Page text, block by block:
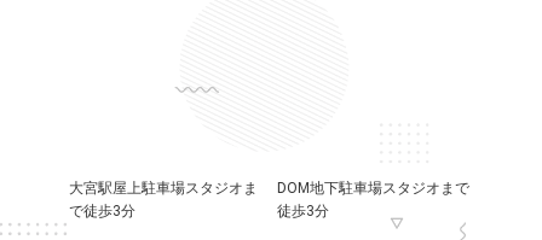
大宮駅屋上駐車場スタジオま
で徒歩3分
DOM地下駐車場スタジオまで
徒歩3分